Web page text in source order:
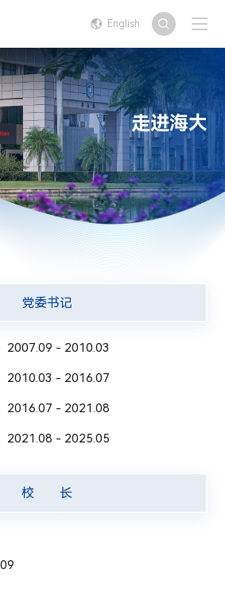
English
走进海大
党委书记
2007.09 - 2010.03
2010.03 - 2016.07
2016.07 - 2021.08
2021.08 - 2025.05
校 长